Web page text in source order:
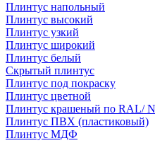
Плинтус напольный
Плинтус высокий
Плинтус узкий
Плинтус широкий
Плинтус белый
Скрытый плинтус
Плинтус под покраску
Плинтус цветной
Плинтус крашеный по RAL/
Плинтус ПВХ (пластиковый)
Плинтус МДФ